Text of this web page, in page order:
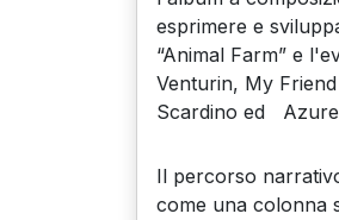
esprimere e
“Animal Farm” e
Venturin, My
Scardino ed
Il percorso
come una colonna